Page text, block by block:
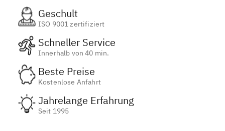
Geschult
ISO 9001 zertifiziert
Schneller Service
Innerhalb von 40 min.
Beste Preise
Kostenlose Anfahrt
Jahrelange Erfahrung
Seit 1995